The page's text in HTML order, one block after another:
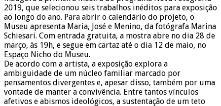
2019, que selecionou seis trabalhos inéditos para exposição
ao longo do ano. Para abrir o calendário do projeto, o
Museu apresenta Maria, José e Menino, da fotógrafa Marina
Schiesari. Com entrada gratuita, a mostra abre no dia 28 de
março, às 19h, e segue em cartaz até o dia 12 de maio, no
Espaço Nicho do Museu.
De acordo com a artista, a exposição explora a
ambiguidade de um núcleo familiar marcado por
pensamentos divergentes e, apesar disso, também por uma
vontade de manter a convivência. Entre tantos vínculos
afetivos e abismos ideológicos, a sustentação de um teto